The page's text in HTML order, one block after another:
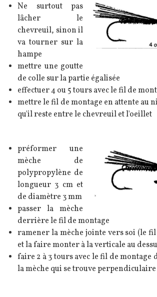
Image
TexteNe surtout pas
lâcher le
chevreuil, sinon il
va tourner sur la
hampe
mettre une goutte
de colle sur la partie égalisée
effectuer 4 ou 5 tours avec le fil de
mettre le fil de montage en attente au
qu'il reste entre le chevreuil et l'oeillet
Image
Textepréformer une
mèche de
polypropylène de
longueur 3 cm et
de diamètre 3 mm
passer la mèche
derrière le fil de montage
ramener la mèche jointe vers soi (le
et la faire monter à la verticale au
faire 2 à 3 tours avec le fil de montage
la mèche qui se trouve